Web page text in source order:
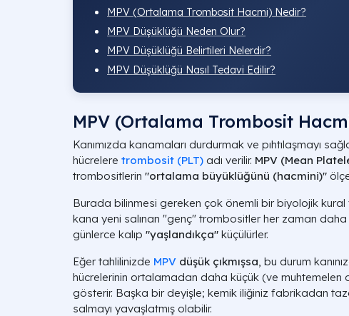
MPV (Ortalama Trombosit Hacmi) Nedir?
MPV Düşüklüğü Neden Olur?
MPV Düşüklüğü Belirtileri Nelerdir?
MPV Düşüklüğü Nasıl Tedavi Edilir?
MPV (Ortalama Trombosit
Kanımızda kanamaları durdurmak ve pıhtılaşmayı
hücrelere trombosit (PLT) adı verilir. MPV (Mean
trombositlerin "ortalama büyüklüğünü (hacmini)"
Burada bilinmesi gereken çok önemli bir biyolojik kural
kana yeni salınan "genç" trombositler her zaman daha
günlerce kalıp "yaşlandıkça" küçülürler.
Eğer tahlilinizde MPV düşük çıkmışsa, bu durum
hücrelerinin ortalamadan daha küçük (ve muhtemelen
gösterir. Başka bir deyişle; kemik iliğiniz fabrikadan
salmayı yavaşlatmış olabilir.